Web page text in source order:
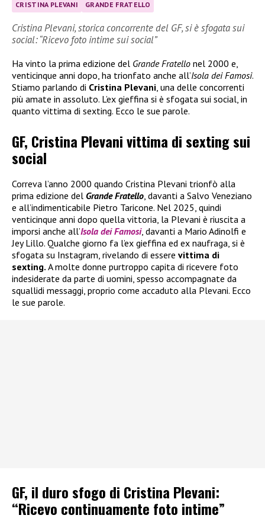
CRISTINA PLEVANI GRANDE FRATELLO
Cristina Plevani, storica concorrente del GF, si è sfogata sui
social: “Ricevo foto intime sui social”
Ha vinto la prima edizione del Grande Fratello nel 2000 e,
venticinque anni dopo, ha trionfato anche all’Isola dei Famosi.
Stiamo parlando di Cristina Plevani, una delle concorrenti
più amate in assoluto. L’ex gieffina si è sfogata sui social, in
quanto vittima di sexting. Ecco le sue parole.
GF, Cristina Plevani vittima di sexting sui
social
Correva l’anno 2000 quando Cristina Plevani trionfò alla
prima edizione del Grande Fratello , davanti a Salvo Veneziano
e all’indimenticabile Pietro Taricone. Nel 2025, quindi
venticinque anni dopo quella vittoria, la Plevani è riuscita a
imporsi anche all’Isola dei Famosi, davanti a Mario Adinolfi e
Jey Lillo. Qualche giorno fa l’ex gieffina ed ex naufraga, si è
sfogata su Instagram, rivelando di essere vittima di
sexting. A molte donne purtroppo capita di ricevere foto
indesiderate da parte di uomini, spesso accompagnate da
squallidi messaggi, proprio come accaduto alla Plevani. Ecco
le sue parole.
GF, il duro sfogo di Cristina Plevani:
“Ricevo continuamente foto intime”